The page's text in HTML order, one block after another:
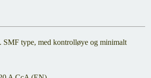
SMF type, med kontrolløye og minimalt